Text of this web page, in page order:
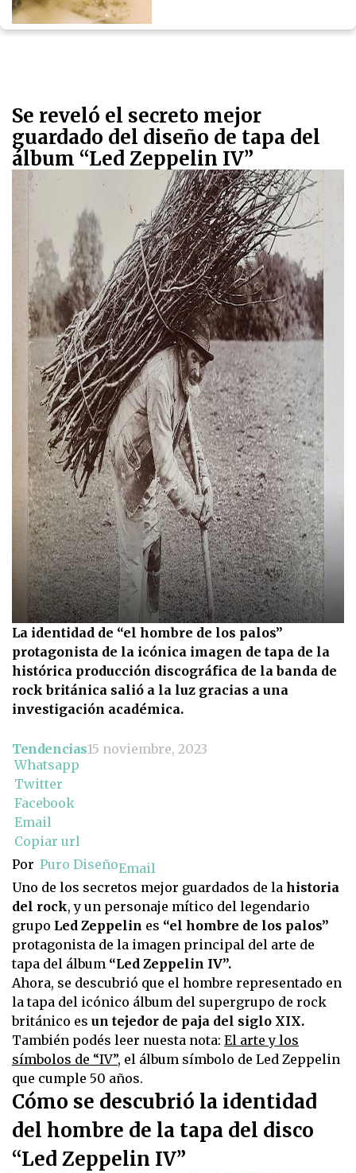
Se reveló el secreto mejor
guardado del diseño de tapa del
álbum “Led Zeppelin IV”
La identidad de “el hombre de los palos”
protagonista de la icónica imagen de tapa de la
histórica producción discográfica de la banda de
rock británica salió a la luz gracias a una
investigación académica.
Tendencias15 noviembre, 2023
Whatsapp
Twitter
Facebook
Email
Copiar url
Por Puro DiseñoEmail
Uno de los secretos mejor guardados de la historia
del rock, y un personaje mítico del legendario
grupo Led Zeppelin es “el hombre de los palos”
protagonista de la imagen principal del arte de
tapa del álbum “Led Zeppelin IV”.
Ahora, se descubrió que el hombre representado en
la tapa del icónico álbum del supergrupo de rock
británico es un tejedor de paja del siglo XIX.
También podés leer nuesta nota: El arte y los
símbolos de “IV”, el álbum símbolo de Led Zeppelin
que cumple 50 años.
Cómo se descubrió la identidad
del hombre de la tapa del disco
“Led Zeppelin IV”